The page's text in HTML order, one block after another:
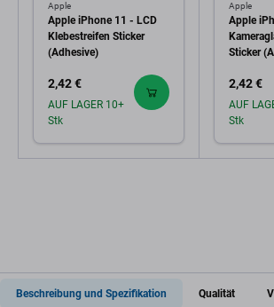
Apple
Apple iPhone 11 - LCD
Klebestreifen Sticker
(Adhesive)
2,42 €
AUF LAGER 10+
Stk
Apple
Apple
Sticker
2,42 €
AUF
Stk
Beschreibung und Spezifikation Qualität